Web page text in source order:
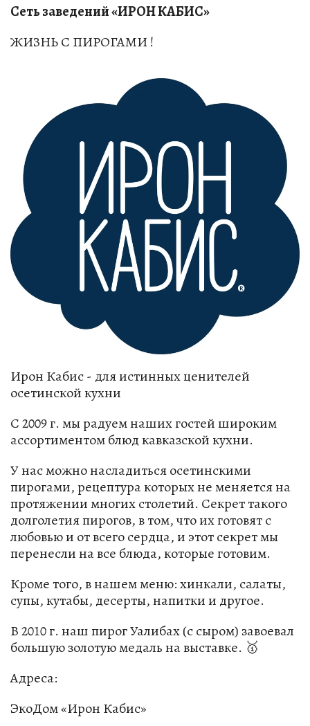
Сеть заведений «ИРОН КАБИС»
ЖИЗНЬ С ПИРОГАМИ !
Ирон Кабис - для истинных ценителей
осетинской кухни
С 2009 г. мы радуем наших гостей широким
ассортиментом блюд кавказской кухни.
У нас можно насладиться осетинскими
пирогами, рецептура которых не меняется на
протяжении многих столетий. Секрет такого
долголетия пирогов, в том, что их готовят с
любовью и от всего сердца, и этот секрет мы
перенесли на все блюда, которые готовим.
Кроме того, в нашем меню: хинкали, салаты,
супы, кутабы, десерты, напитки и другое.
В 2010 г. наш пирог Уалибах (с сыром) завоевал
большую золотую медаль на выставке. 🥇
Адреса:
ЭкоДом «Ирон Кабис»